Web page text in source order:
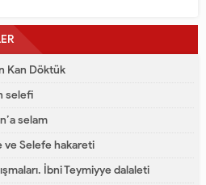
Kan Döktük
selefi
selam
ve Selefe hakareti
İbni Teymiyye dalaleti